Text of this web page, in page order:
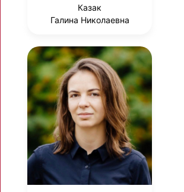
Казак
Галина Николаевна